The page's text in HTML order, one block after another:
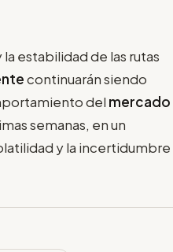
estabilidad de las rutas
continuarán siendo
del mercado
semanas, en un
y la incertidumbre